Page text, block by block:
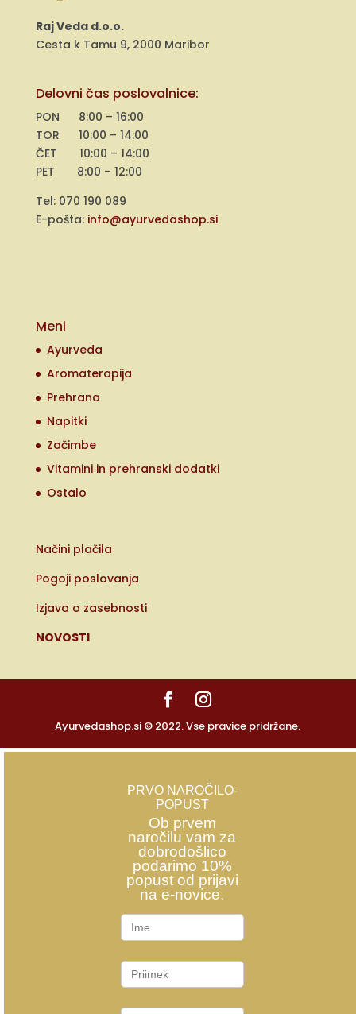
Raj Veda d.o.o.
Cesta k Tamu 9, 2000 Maribor
Delovni čas poslovalnice:
PON 8:00 – 16:00
TOR 10:00 – 14:00
ČET 10:00 – 14:00
PET 8:00 – 12:00
Tel: 070 190 089
E-pošta: info@ayurvedashop.si
Meni
Ayurveda
Aromaterapija
Prehrana
Napitki
Začimbe
Vitamini in prehranski dodatki
Ostalo
Načini plačila
Pogoji poslovanja
Izjava o zasebnosti
NOVOSTI
Ayurvedashop.si © 2022. Vse pravice pridržane.
PRVO NAROČILO-
POPUST
Ob prvem
naročilu vam za
dobrodošlico
podarimo 10%
popust od prijavi
na e-novice.